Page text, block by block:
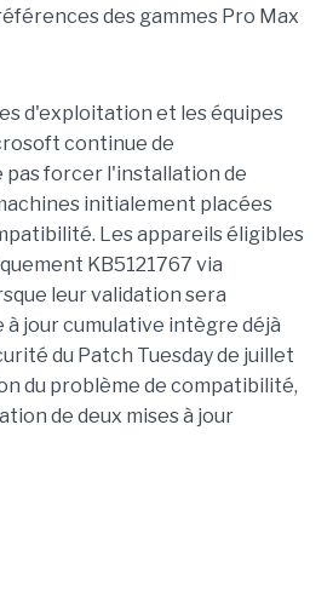
des gammes Pro Max
d'exploitation et les équipes
continue de
pas forcer l'installation de
initialement placées
Les appareils éligibles
KB5121767 via
leur validation sera
à jour cumulative intègre déjà
du Patch Tuesday de juillet
du problème de compatibilité,
de deux mises à jour